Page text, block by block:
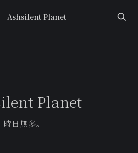
Ashsilent Planet
Planet
時日無多。